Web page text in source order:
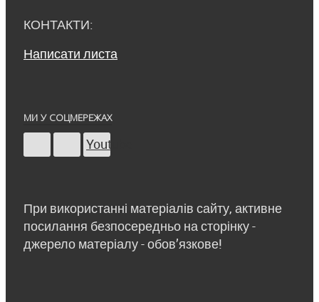
КОНТАКТИ:
Написати листа
МИ У СОЦМЕРЕЖАХ
Youtube
При використанні матеріалів сайту, активне
посилання безпосередньо на сторінку -
джерело матеріалу - обов’язкове!